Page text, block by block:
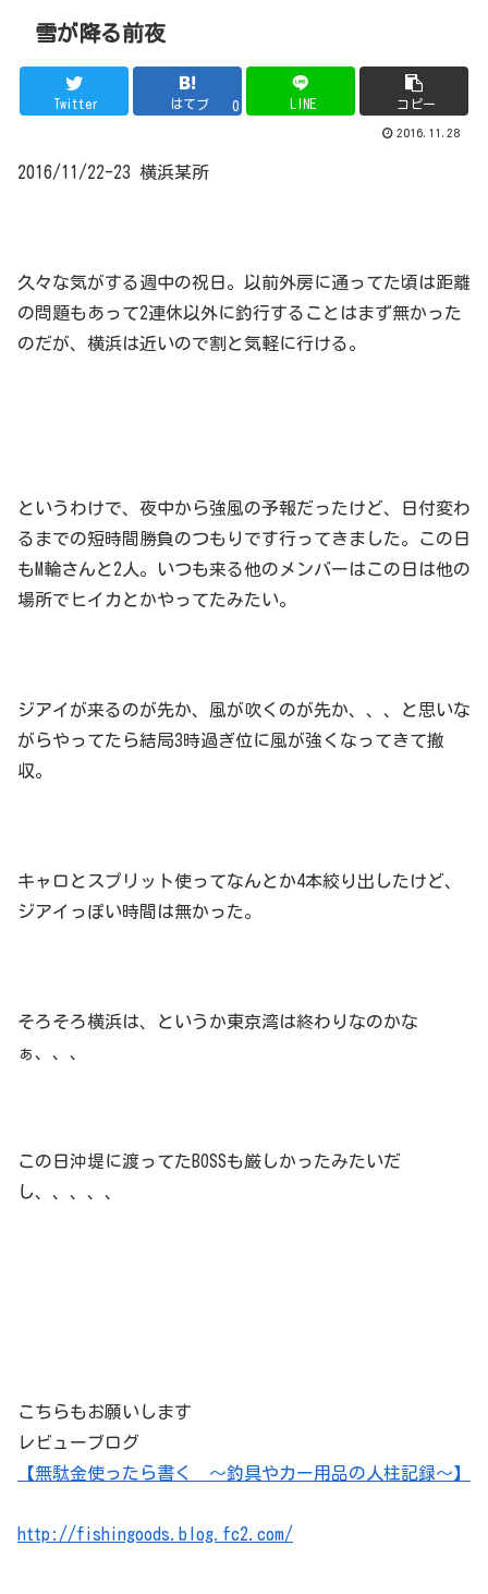
雪が降る前夜
Twitter はてブ 0 LINE コピー
2016.11.28
2016/11/22-23 横浜某所
久々な気がする週中の祝日。以前外房に通ってた頃は距離
の問題もあって2連休以外に釣行することはまず無かった
のだが、横浜は近いので割と気軽に行ける。
というわけで、夜中から強風の予報だったけど、日付変わ
るまでの短時間勝負のつもりです行ってきました。この日
もM輪さんと2人。いつも来る他のメンバーはこの日は他の
場所でヒイカとかやってたみたい。
ジアイが来るのが先か、風が吹くのが先か、、、と思いな
がらやってたら結局3時過ぎ位に風が強くなってきて撤
収。
キャロとスプリット使ってなんとか4本絞り出したけど、
ジアイっぽい時間は無かった。
そろそろ横浜は、というか東京湾は終わりなのかな
ぁ、、、
この日沖堤に渡ってたBOSSも厳しかったみたいだ
し、、、、、
こちらもお願いします
レビューブログ
【無駄金使ったら書く ～釣具やカー用品の人柱記録～】
http://fishingoods.blog.fc2.com/